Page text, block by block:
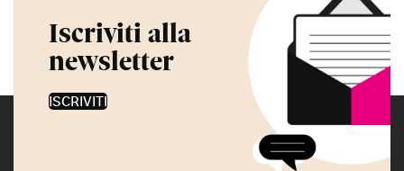
Iscriviti alla
newsletter
ISCRIVITI